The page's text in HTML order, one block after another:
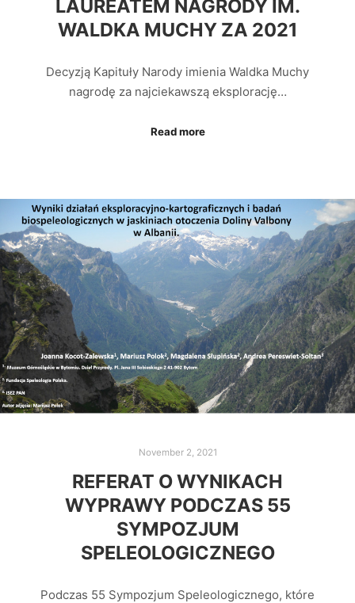
LAUREATEM NAGRODY IM.
WALDKA MUCHY ZA 2021
Decyzją Kapituły Narody imienia Waldka Muchy
nagrodę za najciekawszą eksplorację…
Read more
November 2, 2021
REFERAT O WYNIKACH
WYPRAWY PODCZAS 55
SYMPOZJUM
SPELEOLOGICZNEGO
Podczas 55 Sympozjum Speleologicznego, które